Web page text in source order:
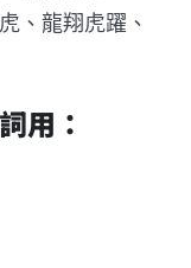
、龍翔虎躍、
用：